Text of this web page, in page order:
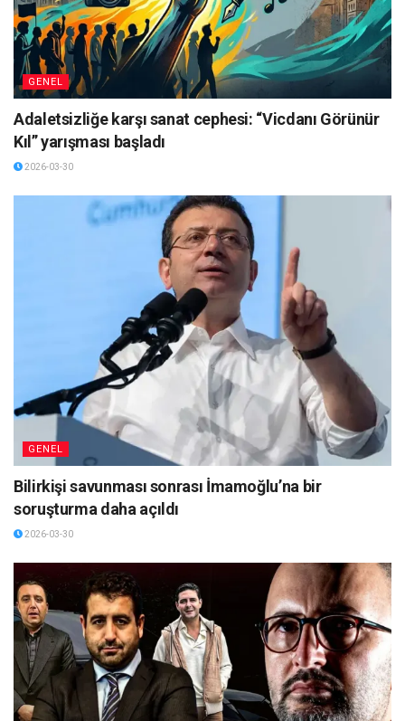
GENEL
Adaletsizliğe karşı sanat cephesi: “Vicdanı Görünür
Kıl” yarışması başladı
2026-03-30
GENEL
Bilirkişi savunması sonrası İmamoğlu’na bir
soruşturma daha açıldı
2026-03-30